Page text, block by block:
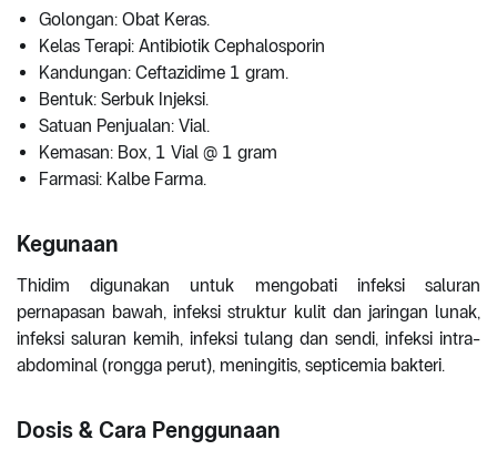
Golongan: Obat Keras.
Kelas Terapi: Antibiotik Cephalosporin
Kandungan: Ceftazidime 1 gram.
Bentuk: Serbuk Injeksi.
Satuan Penjualan: Vial.
Kemasan: Box, 1 Vial @ 1 gram
Farmasi: Kalbe Farma.
Kegunaan
Thidim digunakan untuk mengobati infeksi saluran
pernapasan bawah, infeksi struktur kulit dan jaringan lunak,
infeksi saluran kemih, infeksi tulang dan sendi, infeksi intra-
abdominal (rongga perut), meningitis, septicemia bakteri.
Dosis & Cara Penggunaan